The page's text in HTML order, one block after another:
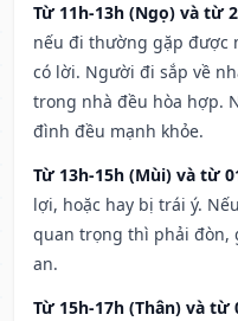
Từ 11h-13h (Ngọ) và từ
nếu đi thường gặp được
có lời. Người đi sắp về
trong nhà đều hòa hợp.
đình đều mạnh khỏe.
Từ 13h-15h (Mùi) và từ
lợi, hoặc hay bị trái ý.
quan trọng thì phải đòn,
an.
Từ 15h-17h (Thân) và từ